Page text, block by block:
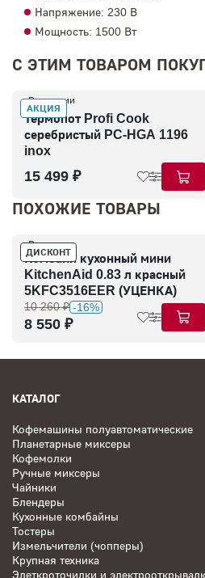
Напряжение: 230 В
Мощность: 1500 Вт
С ЭТИМ ТОВАРОМ
АКЦИЯ
В наличии
Термопот Profi Cook
серебристый PC-HGA 1196
inox
15 499 ₽
ПОХОЖИЕ ТОВАРЫ
ДИСКОНТ
В наличии
Комбайн кухонный мини
KitchenAid 0.83 л красный
5KFC3516EER (УЦЕНКА)
10 260 ₽ -16%
8 550 ₽
КАТАЛОГ
Кофемашины полуавтоматические
Планетарные миксеры
Кофемолки
Ручные миксеры
Чайники
Блендеры
Кухонные комбайны
Тостеры
Измельчители (чопперы)
Крупная техника
Элеткроточилки и